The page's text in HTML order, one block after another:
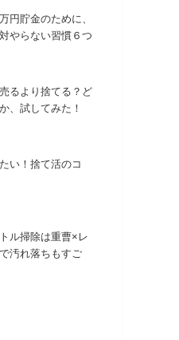
円貯金のために、
やらない習慣６つ
るより捨てる？ど
、試してみた！
い！捨て活のコ
トル掃除は重曹×レ
汚れ落ちもすご